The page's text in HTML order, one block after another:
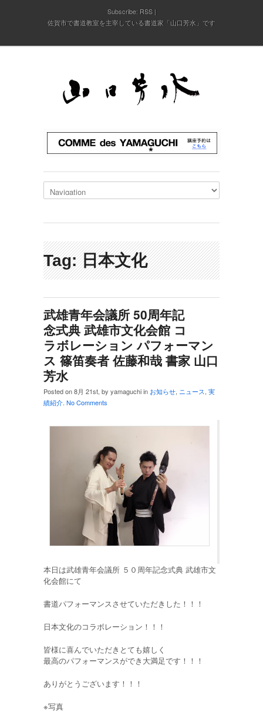
Subscribe: RSS
佐賀市で書道教室を主宰している書道家「山口芳水」です
Tag: 日本文化
武雄青年会議所 50周年記
念式典 武雄市文化会館 コ
ラボレーション パフォーマン
ス 篠笛奏者 佐藤和哉 書家 山口
芳水
Posted on 8月 21st, by yamaguchi in お知らせ, ニュース, 実
績紹介. No Comments
本日は武雄青年会議所 ５０周年記念式典 武雄市文
化会館にて
書道パフォーマンスさせていただきした！！！
日本文化のコラボレーション！！！
皆様に喜んでいただきとても嬉しく
最高のパフォーマンスができ大満足です！！！
ありがとうございます！！！
※写真